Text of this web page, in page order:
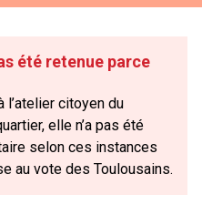
été retenue parce
citoyen du
elle n’a pas été
selon ces instances
au vote des Toulousains.